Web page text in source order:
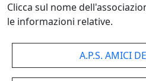
Clicca sul nome
le informazioni relative.
A.P.S. AMICI